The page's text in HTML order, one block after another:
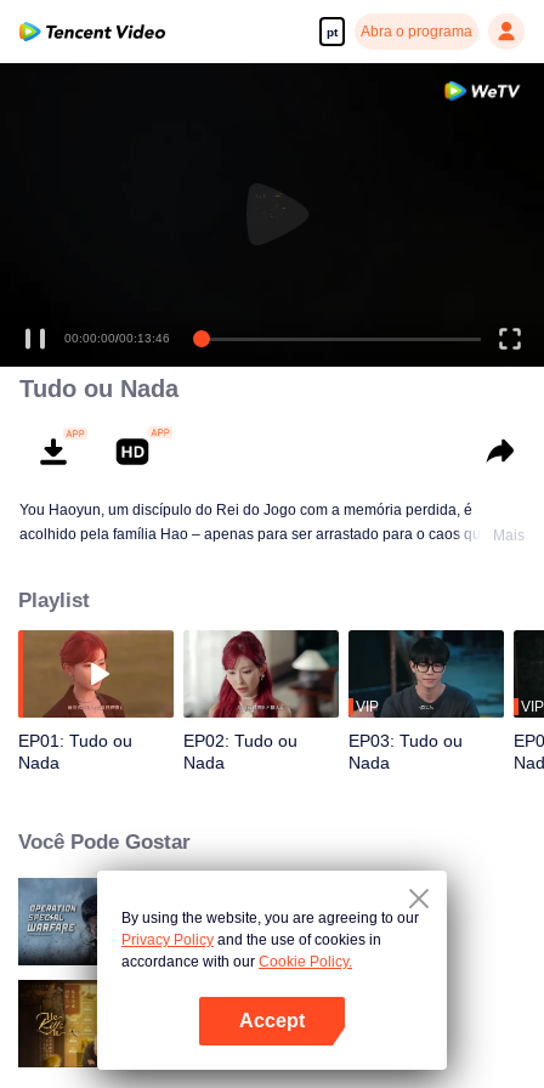
pt Abra o programa
Abra o programa
00:00:00/00:13:46
Tudo ou Nada
You Haoyun, um discípulo do Rei do Jogo com a memória perdida, é
acolhido pela família Hao – apenas para ser arrastado para o caos quando
jogos de apostas altas. Quando a viúva Xia Zhi acidentalmente expõe sua
verdadeira identidade, uma conspiração sangrenta se desenrola. Forçado a
se safar apostando, You Haoyun agora precisa expor os golpes mais
obscuros da sociedade.
Mais
Playlist
EP01: Tudo ou
Nada
EP02: Tudo ou
Nada
VIP
EP03: Tudo ou
Nada
VIP
Você Pode Gostar
Operation Special Warfare
Ele o Mata (English Ver.)
By using the website, you are agreeing to our
Privacy Policy and the use of cookies in
accordance with our Cookie Policy.
Accept